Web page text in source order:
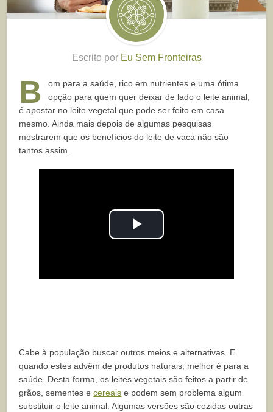
Escrito por Eu Sem Fronteiras
B
om para a saúde, rico em nutrientes e uma ótima
opção para quem quer deixar de lado o leite animal,
é apostar no leite vegetal que pode ser feito em casa
mesmo. Ainda mais depois de algumas pesquisas
mostrarem que os benefícios do leite de vaca não são
tantos assim.
Play
Cabe à população buscar outros meios e alternativas. E
quando estes advêm de produtos naturais, melhor é para a
saúde. Desta forma, os leites vegetais são feitos a partir de
grãos, sementes ecereais e podem sem problema algum
substituir o leite animal. Algumas versões são cozidas outras